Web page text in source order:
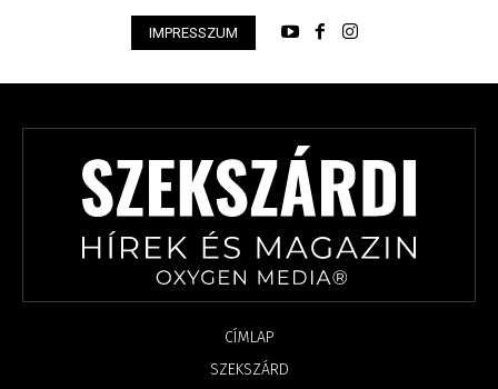
IMPRESSZUM
CÍMLAP
SZEKSZÁRD